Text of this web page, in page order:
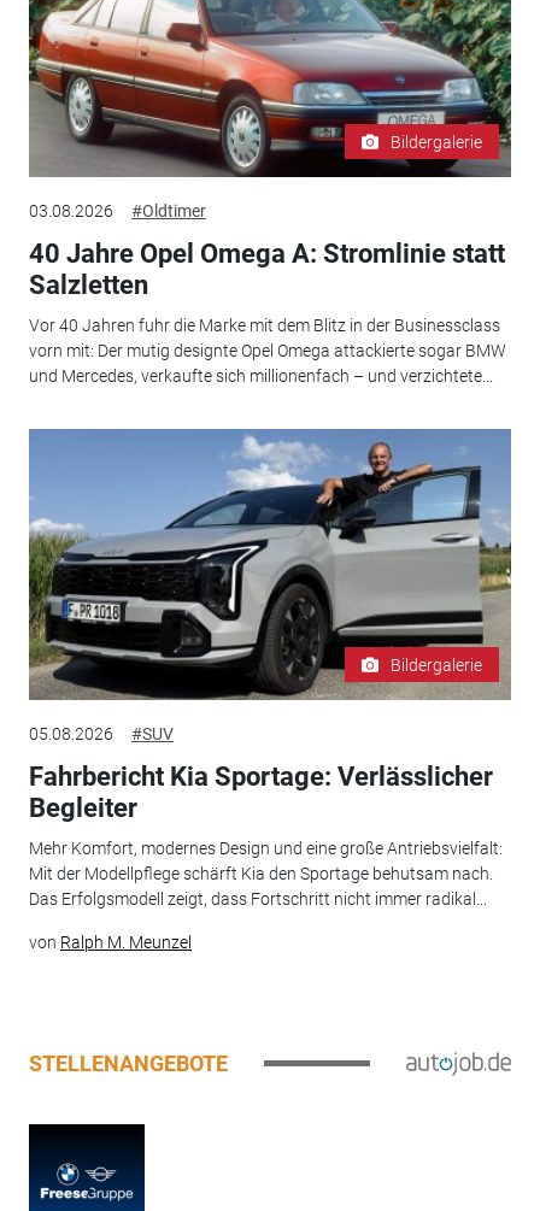
Bildergalerie
03.08.2026 #Oldtimer
40 Jahre Opel Omega A: Stromlinie statt
Salzletten
Vor 40 Jahren fuhr die Marke mit dem Blitz in der Businessclass
vorn mit: Der mutig designte Opel Omega attackierte sogar BMW
und Mercedes, verkaufte sich millionenfach – und verzichtete...
Bildergalerie
05.08.2026 #SUV
Fahrbericht Kia Sportage: Verlässlicher
Begleiter
Mehr Komfort, modernes Design und eine große Antriebsvielfalt:
Mit der Modellpflege schärft Kia den Sportage behutsam nach.
Das Erfolgsmodell zeigt, dass Fortschritt nicht immer radikal...
von Ralph M. Meunzel
STELLENANGEBOTE